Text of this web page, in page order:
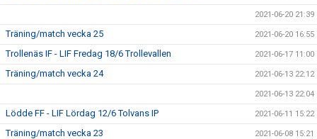
2021-06-20 21:39
Träning/match vecka 25 2021-06-20 16:55
Trollenäs IF - LIF Fredag 18/6 Trollevallen 2021-06-17 11:00
Träning/match vecka 24 2021-06-13 22:12
2021-06-13 22:04
Lödde FF - LIF Lördag 12/6 Tolvans IP 2021-06-11 15:22
Träning/match vecka 23 2021-06-08 15:21